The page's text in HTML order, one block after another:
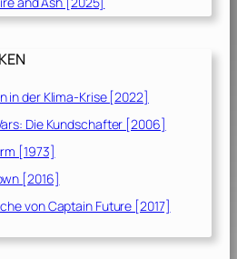
in der Klima-Krise [2022]
Die Kundschafter [2006]
[1973]
[2016]
von Captain Future [2017]